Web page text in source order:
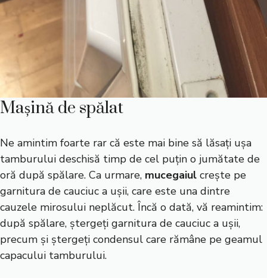
Mașină de spălat
Ne amintim foarte rar că este mai bine să lăsați ușa
tamburului deschisă timp de cel puțin o jumătate de
oră după spălare. Ca urmare, mucegaiul crește pe
garnitura de cauciuc a ușii, care este una dintre
cauzele mirosului neplăcut. Încă o dată, vă reamintim:
după spălare, ștergeți garnitura de cauciuc a ușii,
precum și ștergeți condensul care rămâne pe geamul
capacului tamburului.